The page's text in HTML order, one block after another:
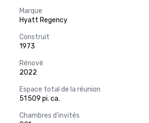
Marque
Hyatt Regency
Construit
1973
Rénové
2022
Espace total de la réunion
51 509 pi. ca.
Chambres d'invités